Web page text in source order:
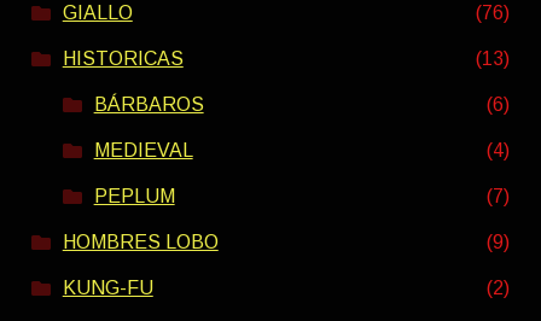
GIALLO (76)
HISTORICAS (13)
BÁRBAROS (6)
MEDIEVAL (4)
PEPLUM (7)
HOMBRES LOBO (9)
KUNG-FU (2)